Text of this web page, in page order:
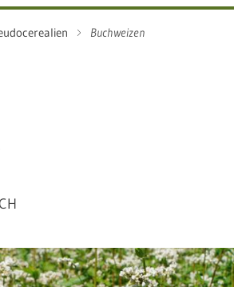
Buchweizen